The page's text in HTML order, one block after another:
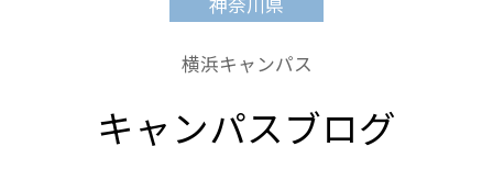
横浜キャンパス
キャンパスブログ